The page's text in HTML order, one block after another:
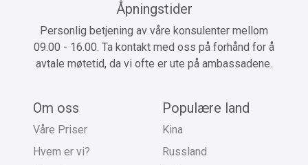
Åpningstider
Personlig betjening av våre konsulenter mellom
09.00 - 16.00. Ta kontakt med oss på forhånd for å
avtale møtetid, da vi ofte er ute på ambassadene.
Om oss
Våre Priser
Hvem er vi?
Populære land
Kina
Russland